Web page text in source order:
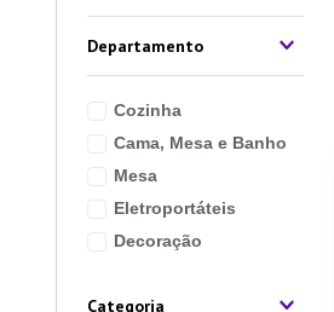
Departamento
Cozinha
Cama, Mesa e Banho
Mesa
Eletroportáteis
Decoração
Categoria